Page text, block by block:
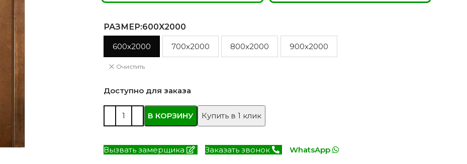
глянцевые
51 модель 4 модели
РАЗМЕР:600X2000
600x2000 700x2000 800x2000 900x2000
Очистить
Доступно для заказа
В КОРЗИНУ Купить в 1 клик
Вызвать замерщика Заказать звонок WhatsApp